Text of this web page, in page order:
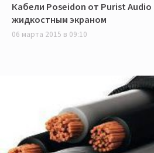
Кабели Poseidon от Purist Audio
жидкостным экраном
06 марта 2015 в 09:10